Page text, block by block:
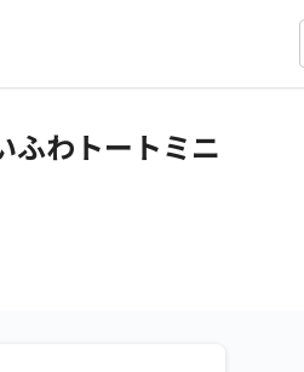
ふわトートミニ